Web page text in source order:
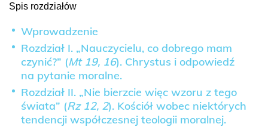
Spis rozdziałów
Wprowadzenie
Rozdział I. „Nauczycielu, co dobrego mam
czynić?” (Mt 19, 16). Chrystus i odpowiedź
na pytanie moralne.
Rozdział II. „Nie bierzcie więc wzoru z tego
świata” (Rz 12, 2). Kościół wobec niektórych
tendencji współczesnej teologii moralnej.